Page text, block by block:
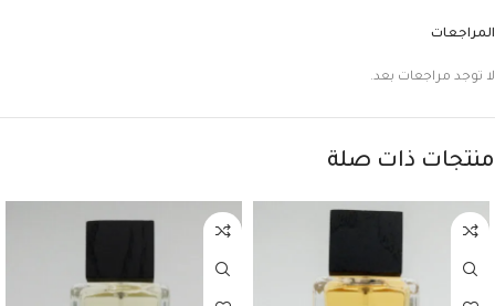
المراجعات
لا توجد مراجعات بعد.
منتجات ذات صلة